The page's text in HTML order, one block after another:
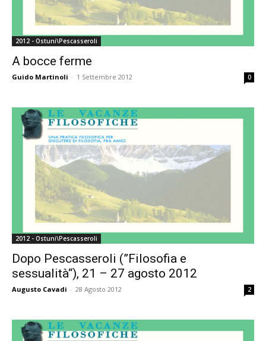
2012 - Ostuni\Pescasseroli
A bocce ferme
Guido Martinoli - 1 Settembre 2012 0
2012 - Ostuni\Pescasseroli
Dopo Pescasseroli (”Filosofia e
sessualità“), 21 – 27 agosto 2012
Augusto Cavadi - 28 Agosto 2012 2